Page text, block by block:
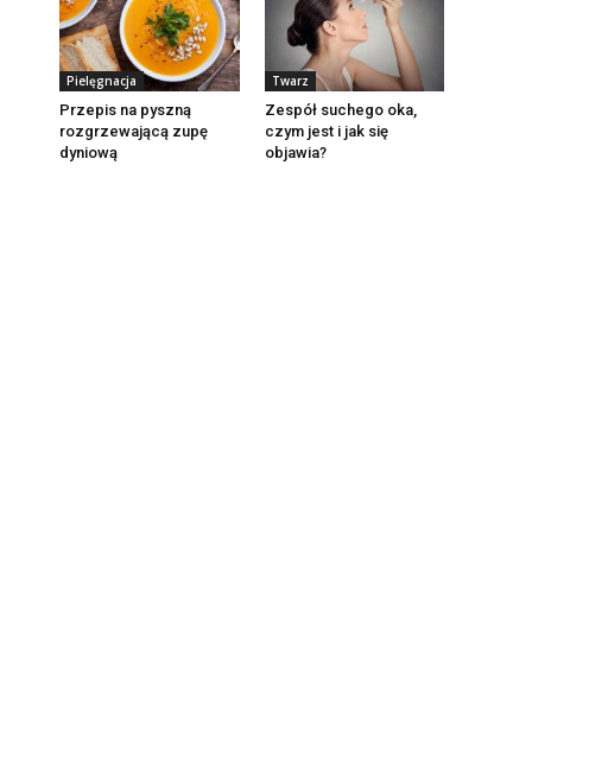
Pielęgnacja
Przepis na pyszną
rozgrzewającą zupę
dyniową
Twarz
Zespół suchego oka,
czym jest i jak się
objawia?